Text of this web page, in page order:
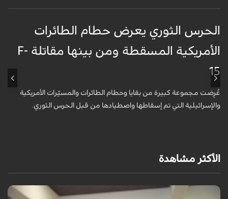
الحرس الثوري يعرض حطام الطائرات
الأمريكية المسقطة ومن بينها مقاتلة F-
15
عُرِضت مجموعة كبيرة من بقايا وحطام الطائرات والمسيّرات الأمريكية
والإسرائيلية التي تم إسقاطها واصطيادها من قبل الحرس الثوري.
الأكثر مشاهدة